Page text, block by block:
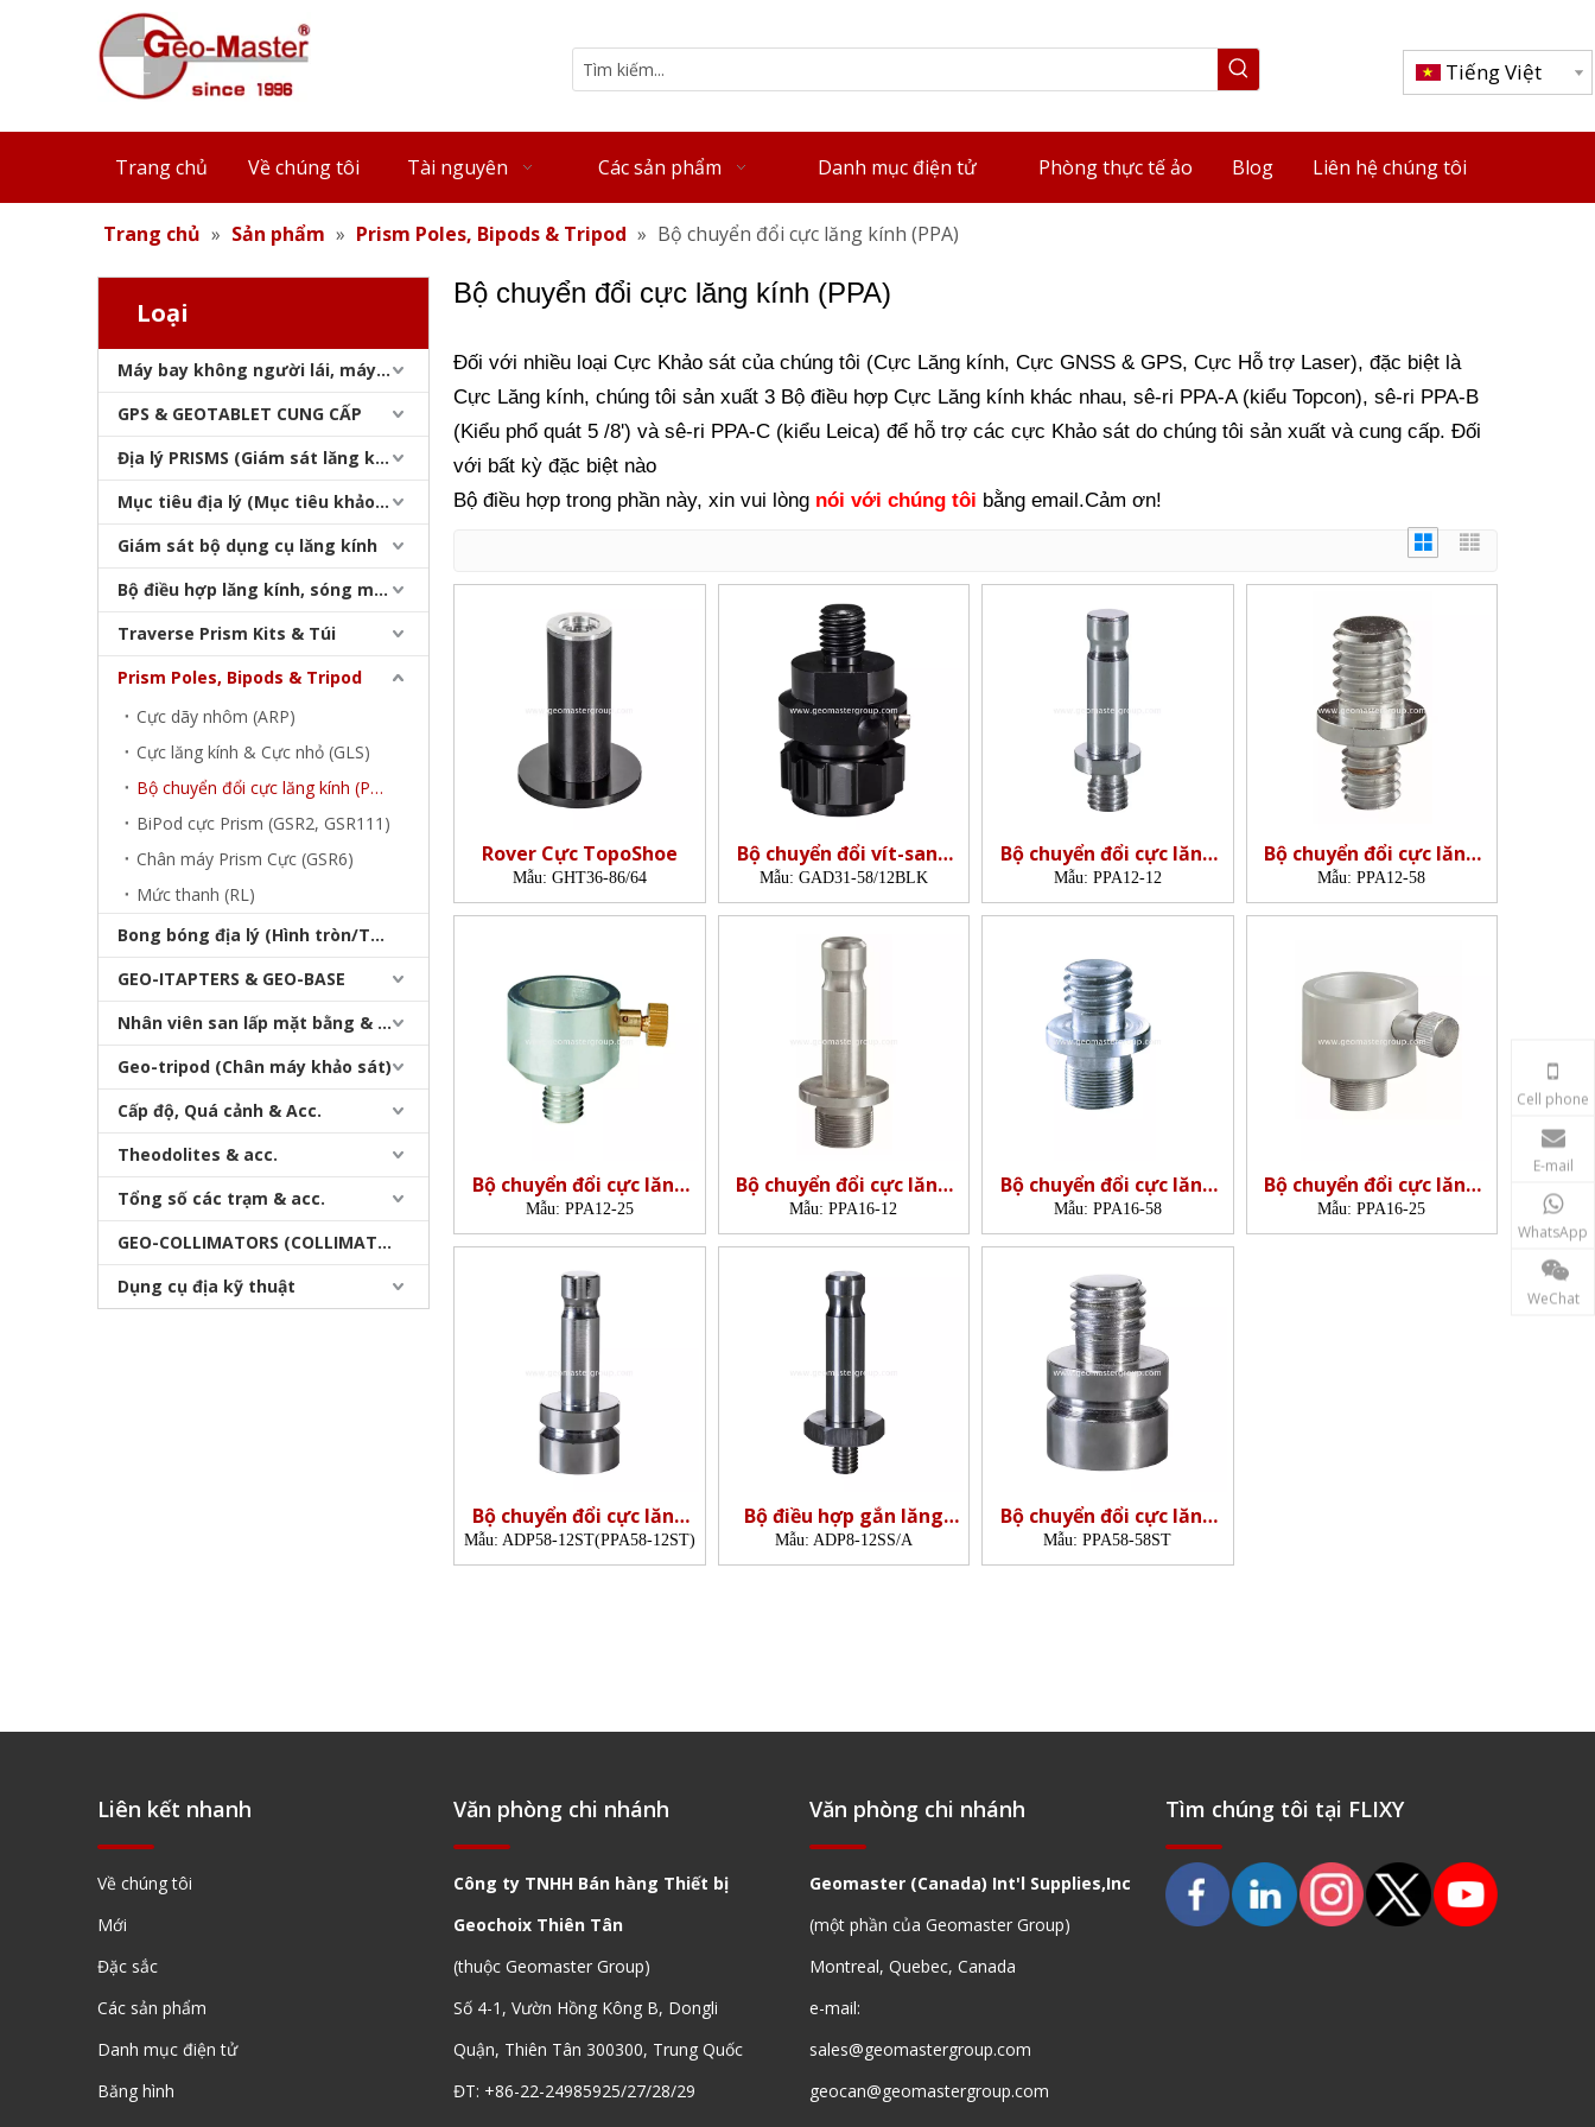
Tiếng Việt
Trang chủ Về chúng tôi Tài nguyên Các sản phẩm Danh mục điện tử Phòng thực tế ảo Blog Liên hệ chúng tôi
Trang chủ » Sản phẩm » Prism Poles, Bipods & Tripod » Bộ chuyển đổi cực lăng kính (PPA)
Loại
Máy bay không người lái, máy quét laser, máy theo dõi laser & slam
GPS & GEOTABLET CUNG CẤP
Địa lý PRISMS (Giám sát lăng kính)
Mục tiêu địa lý (Mục tiêu khảo sát)
Giám sát bộ dụng cụ lăng kính
Bộ điều hợp lăng kính, sóng mang & bộ nhớ
Traverse Prism Kits & Túi
Prism Poles, Bipods & Tripod
Cực dãy nhôm (ARP)
Cực lăng kính & Cực nhỏ (GLS)
Bộ chuyển đổi cực lăng kính (PPA)
BiPod cực Prism (GSR2, GSR111)
Chân máy Prism Cực (GSR6)
Mức thanh (RL)
Bong bóng địa lý (Hình tròn/Tấm/Thanh)
GEO-ITAPTERS & GEO-BASE
Nhân viên san lấp mặt bằng & Bipod
Geo-tripod (Chân máy khảo sát)
Cấp độ, Quá cảnh & Acc.
Theodolites & acc.
Tổng số các trạm & acc.
GEO-COLLIMATORS (COLLIMATORS khảo sát)
Dụng cụ địa kỹ thuật
Bộ chuyển đổi cực lăng kính (PPA)
Đối với nhiều loại Cực Khảo sát của chúng tôi (Cực Lăng kính, Cực GNSS & GPS, Cực Hỗ trợ Laser), đặc biệt là
Cực Lăng kính, chúng tôi sản xuất 3 Bộ điều hợp Cực Lăng kính khác nhau, sê-ri PPA-A (kiểu Topcon), sê-ri PPA-B
(Kiểu phổ quát 5 /8') và sê-ri PPA-C (kiểu Leica) để hỗ trợ các cực Khảo sát do chúng tôi sản xuất và cung cấp. Đối
với bất kỳ đặc biệt nào
Bộ điều hợp trong phần này, xin vui lòng nói với chúng tôi bằng email.Cảm ơn!
Rover Cực TopoShoe
Mẫu: GHT36-86/64
Bộ chuyển đổi vít-sang
stub
Mẫu: GAD31-58/12BLK
Bộ chuyển đổi cực lăng
kính (M12-M12)
Mẫu: PPA12-12
Bộ chuyển đổi cực lăng
kính (M12-5/8')
Mẫu: PPA12-58
Bộ chuyển đổi cực lăng
kính (M12-M25)
Mẫu: PPA12-25
Bộ chuyển đổi cực lăng
kính (M16-M12)
Mẫu: PPA16-12
Bộ chuyển đổi cực lăng
kính (M16-5/8')
Mẫu: PPA16-58
Bộ chuyển đổi cực lăng
kính (M16-M25)
Mẫu: PPA16-25
Bộ chuyển đổi cực lăng
kính
Mẫu: ADP58-12ST(PPA58-12ST)
Bộ điều hợp gắn lăng
kính
Mẫu: ADP8-12SS/A
Bộ chuyển đổi cực lăng
kính
Mẫu: PPA58-58ST
Liên kết nhanh
Về chúng tôi
Mới
Đặc sắc
Các sản phẩm
Danh mục điện tử
Băng hình
Cell phone
E-mail
WhatsApp
WeChat
Văn phòng chi nhánh
Công ty TNHH Bán hàng Thiết bị
Geochoix Thiên Tân
(thuộc Geomaster Group)
Số 4-1, Vườn Hồng Kông B, Dongli
Quận, Thiên Tân 300300, Trung Quốc
ĐT: +86-22-24985925/27/28/29
Văn phòng chi nhánh
Geomaster (Canada) Int'l Supplies,Inc
(một phần của Geomaster Group)
Montreal, Quebec, Canada
e-mail:
sales@geomastergroup.com
geocan@geomastergroup.com
Tìm chúng tôi tại FLIXY